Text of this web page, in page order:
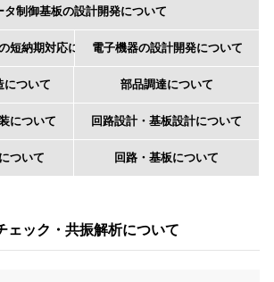
タ制御基板の設計開発について
短納期対応について電子機器の設計開発について
について 部品調達について
について 回路設計・基板設計について
ついて 回路・基板について
ェック・共振解析について